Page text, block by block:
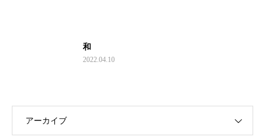
和
2022.04.10
アーカイブ